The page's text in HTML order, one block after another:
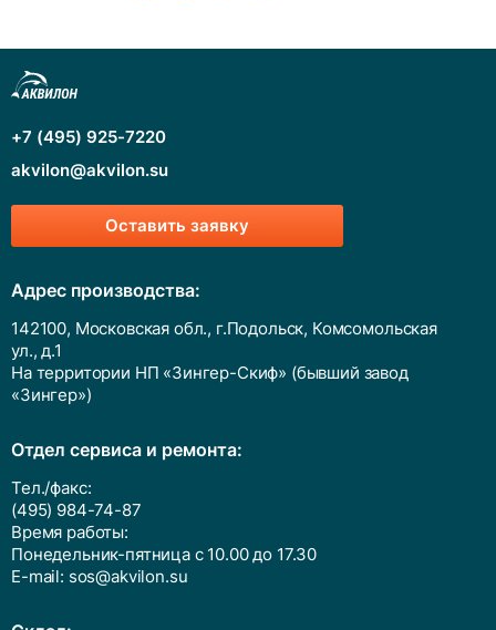
Оставить заявку
+7 (495) 925-7220
akvilon@akvilon.su
Адрес производства:
142100, Московская обл., г.Подольск, Комсомольская
ул., д.1
На территории НП «Зингер-Скиф» (бывший завод
«Зингер»)
Отдел сервиса и ремонта:
Тел./факс:
(495) 984-74-87
Время работы:
Понедельник-пятница с 10.00 до 17.30
E-mail: sos@akvilon.su